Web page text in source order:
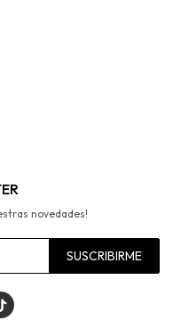
novedades!
SUSCRIBIRME